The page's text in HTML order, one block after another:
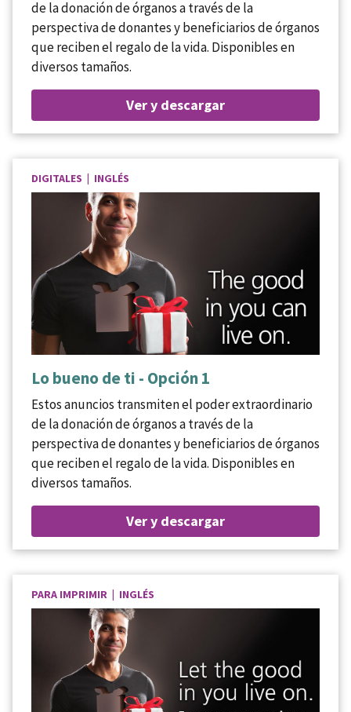
de la donación de órganos a través de la
perspectiva de donantes y beneficiarios de órganos
que reciben el regalo de la vida. Disponibles en
diversos tamaños.
Ver y descargar
DIGITALES | INGLÉS
Lo bueno de ti - Opción 1
Estos anuncios transmiten el poder extraordinario
de la donación de órganos a través de la
perspectiva de donantes y beneficiarios de órganos
que reciben el regalo de la vida. Disponibles en
diversos tamaños.
Ver y descargar
PARA IMPRIMIR | INGLÉS